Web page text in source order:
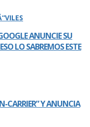
ANUNCIE SU
LO SABREMOS ESTE
CARRIER” Y ANUNCIA